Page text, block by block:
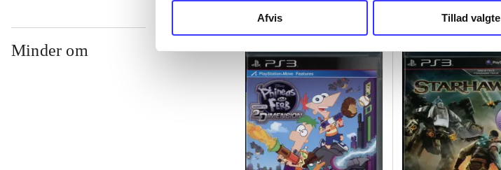
Afvis Tillad valgte
Minder om